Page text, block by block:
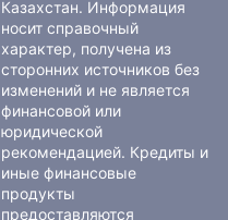
Казахстан. Информация
носит справочный
характер, получена из
сторонних источников без
изменений и не является
финансовой или
юридической
рекомендацией. Кредиты и
иные финансовые
продукты
предоставляются